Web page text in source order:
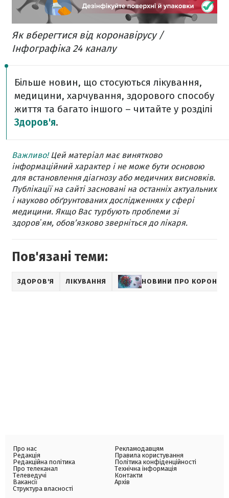
Як вберегтися від коронавірусу /
Інфографіка 24 каналу
Більше новин, що стосуються лікування,
медицини, харчування, здорового способу
життя та багато іншого – читайте у розділі
Здоров'я.
Важливо!Цей матеріал має винятково
інформаційний характер і не може бути основою
для встановлення діагнозу або медичних висновків.
Публікації на сайті засновані на останніх актуальних
і науково обґрунтованих дослідженнях у сфері
медицини. Якщо Вас турбують проблеми зі
здоровʼям, обов’язково зверніться до лікаря.
Пов'язані теми:
ЗДОРОВ'Я ЛІКУВАННЯ НОВИНИ ПРО
Про нас
Редакція
Редакційна політика
Про телеканал
Телеведучі
Вакансії
Структура власності
Рекламодавцям
Правила користування
Політика конфіденційності
Технічна інформація
Контакти
Архів